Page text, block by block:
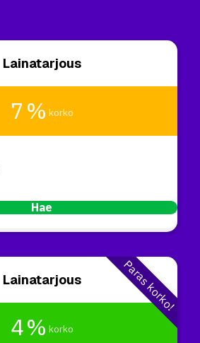
Lainatarjous
7 % korko
Hae
Paras korko!
Lainatarjous
4 % korko